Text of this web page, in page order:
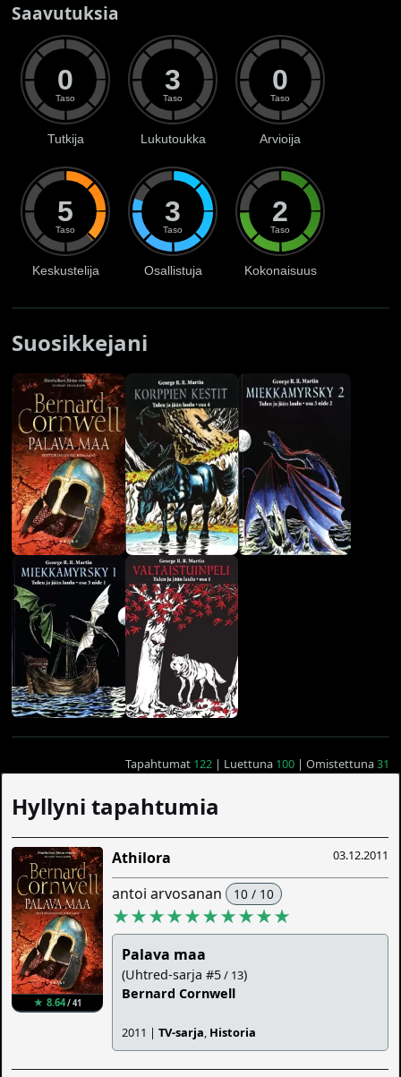
Saavutuksia
0
Taso
Tutkija
3
Taso
Lukutoukka
0
Taso
Arvioija
5
Taso
Keskustelija
3
Taso
Osallistuja
2
Taso
Kokonaisuus
Suosikkejani
Tapahtumat 122| Luettuna 100| Omistettuna31
Hyllyni tapahtumia
★ 8.64/ 41
03.12.2011
Athilora
antoi arvosanan 10 / 10
★★★★★★★★★★
Palava maa
(Uhtred-sarja #5/ 13)
Bernard Cornwell
2011 |TV-sarja Historia